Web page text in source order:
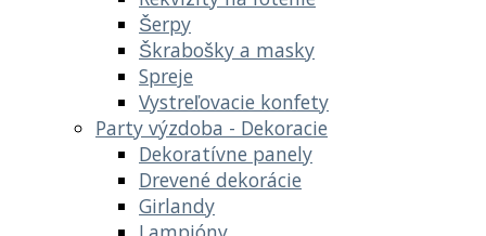
Šerpy
Škrabošky a masky
Spreje
Vystreľovacie konfety
Party výzdoba - Dekoracie
Dekoratívne panely
Drevené dekorácie
Girlandy